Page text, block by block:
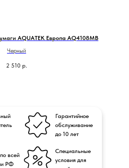
AQUATEK Европа AQ4108MB
Черный
2 510 р.
всей
РФ
Гарантийное
обслуживание
до 10 лет
Специальные
условия для